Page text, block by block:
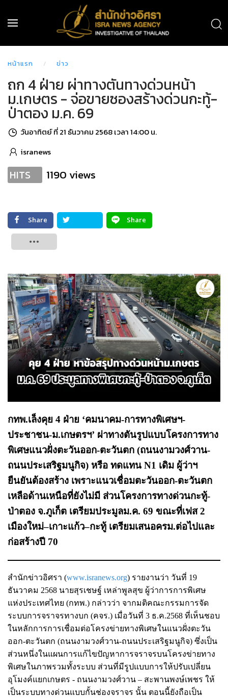
หน้าแรก ข่าว
ถก 4 ฝ่าย ผ่าทางตันทางด่วนหน้า
ม.เกษตร - จ่อขายซองสร้างด่วนกะทู้-
ป่าตอง ม.ค. 69
วันอาทิตย์ ที่ 21 ธันวาคม 2568 เวลา 14:00 น.
isranews
HITS 1190 views
Share
Share
กทพ.เล็งคุย 4 ฝ่าย ‘คมนาคม-การทางพิเศษฯ-
ประชาชน-ม.เกษตรฯ’ ผ่าทางตันรูปแบบโครงการทาง
พิเศษแนวฝั่งตะวันออก-ตะวันตก (ถนนงามวงศ์วาน-
ถนนประเสริฐมนูกิจ) หรือ ทดแทน N1 เดิม ผู้ว่าฯ
ยืนยันต้องสร้าง เพราะแนวเชื่อมตะวันออก-ตะวันตก
เหลือด้านเหนือที่ยังไม่มี ส่วนโครงการทางด่วนกะทู้-
ป่าตอง จ.ภูเก็ต เตรียมประมูลม.ค. 69 ขณะที่เฟส 2
เมืองใหม่–เกาะแก้ว–กะทู้ เตรียมเสนอครม.ต่อไปและ
ก่อสร้างปี 70
สำนักข่าวอิศรา (www.isranews.org) รายงานว่า วันที่ 19
ธันวาคม 2568 นายสุรเชษฐ์ เหล่าพูลสุข ผู้ว่าการการพิเศษ
แห่งประเทศไทย (กทพ.) กล่าวว่า จากมติคณะกรรมการจัด
ระบบการจราจรทางบก (คจร.) เมื่อวันที่ 3 ธ.ค.2568 ที่เห็นชอบ
ในหลักการการเชื่อมต่อโครงข่ายทางพิเศษในแนวฝั่งตะวัน
ออก-ตะวันตก (ถนนงามวงศ์วาน-ถนนประเสริฐมนูกิจ) ซึ่งเป็น
ส่วนหนึ่งในแผนการแก้ไขปัญหาการจราจรบนโครงข่ายทาง
พิเศษในภาพรวมทั้งระบบ ส่วนที่มีรูปแบบการให้ปรับเปลี่ยน
อุโมงค์แยกเกษตร - ถนนงามวงศ์วาน – สะพานพงษ์เพชร ให้
เป็นระบบทางด่วนแบบกั้นช่องจราจร นั้น ตอนนี้ยังถือเป็น